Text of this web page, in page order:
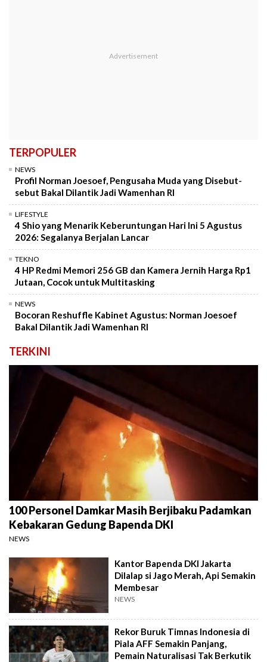
TERPOPULER
NEWS
Profil Norman Joesoef, Pengusaha Muda yang Disebut-
sebut Bakal Dilantik Jadi Wamenhan RI
LIFESTYLE
4 Shio yang Menarik Keberuntungan Hari Ini 5 Agustus
2026: Segalanya Berjalan Lancar
TEKNO
4 HP Redmi Memori 256 GB dan Kamera Jernih Harga Rp1
Jutaan, Cocok untuk Multitasking
NEWS
Bocoran Reshuffle Kabinet Agustus: Norman Joesoef
Bakal Dilantik Jadi Wamenhan RI
TERKINI
100 Personel Damkar Masih Berjibaku Padamkan
Kebakaran Gedung Bapenda DKI
NEWS
Kantor Bapenda DKI Jakarta
Dilalap si Jago Merah, Api Semakin
Membesar
NEWS
Rekor Buruk Timnas Indonesia di
Piala AFF Semakin Panjang,
Pemain Naturalisasi Tak Berkutik